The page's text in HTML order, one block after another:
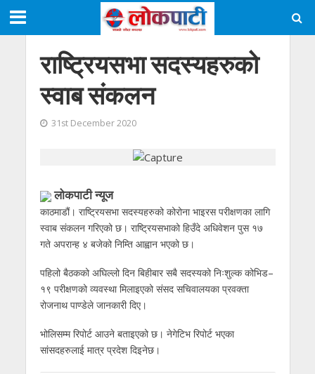
राष्ट्रियसभा सदस्यहरुको
स्वाब संकलन
31st December 2020
लोकपाटी न्यूज
काठमाडौं। राष्ट्रियसभा सदस्यहरुको कोरोना भाइरस परीक्षणका लागि
स्वाब संकलन गरिएको छ। राष्ट्रियसभाको हिउँदे अधिवेशन पुस १७
गते अपरान्ह ४ बजेको निम्ति आह्वान भएको छ।
पहिलो बैठकको अघिल्लो दिन बिहीबार सबै सदस्यको निःशुल्क कोभिड–
१९ परीक्षणको व्यवस्था मिलाइएको संसद सचिवालयका प्रवक्ता
रोजनाथ पाण्डेले जानकारी दिए।
भोलिसम्म रिपोर्ट आउने बताइएको छ। नेगेटिभ रिपोर्ट भएका
सांसदहरुलाई मात्र प्रदेश दिइनेछ।